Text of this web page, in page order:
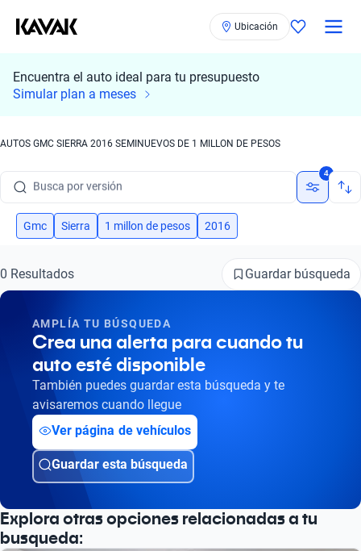
Ubicación
Encuentra el auto ideal para tu presupuesto
Simular plan a meses
AUTOS GMC SIERRA 2016 SEMINUEVOS DE 1 MILLON DE PESOS
Busca por marca
Busca por año
Busca por marca
Busca por versión
Busca por año
4
Gmc Sierra 1 millon de pesos 2016
0 Resultados Guardar búsqueda
AMPLÍA TU BÚSQUEDA
Crea una alerta para cuando tu
auto esté disponible
También puedes guardar esta búsqueda y te
avisaremos cuando llegue
Ver página de vehículos
Guardar esta búsqueda
Explora otras opciones relacionadas a tu
busqueda: